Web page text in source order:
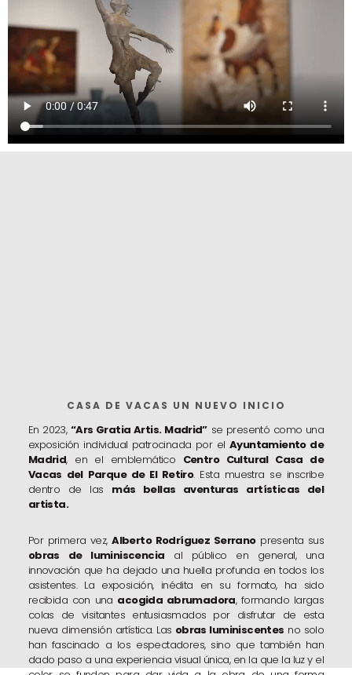
CASA DE VACAS UN NUEVO INICIO
En 2023, “Ars Gratia Artis. Madrid”se presentó como una
exposición individual patrocinada por el Ayuntamiento de
Madrid, en el emblemático Centro Cultural Casa de
Vacas del Parque de El Retiro. Esta muestra se inscribe
dentro de las más bellas aventuras artísticas del
artista.
Por primera vez,Alberto Rodríguez Serranopresenta sus
obras de luminiscencia al público en general, una
innovación que ha dejado una huella profunda en todos los
asistentes. La exposición, inédita en su formato, ha sido
recibida con una acogida abrumadora, formando largas
colas de visitantes entusiasmados por disfrutar de esta
nueva dimensión artística. Las obras luminiscentes no solo
han fascinado a los espectadores, sino que también han
dado paso a una experiencia visual única, en la que la luz y el